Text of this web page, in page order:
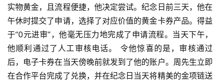
实物黄金，且流程便捷，他决定尝试。纪念日前三天，他在
午休时提交了申请，选择了对应价值的黄金卡券产品。得益
于“0元进审”，他毫无压力地完成了申请流程。当天下午，
他顺利通过了人工审核电话。 令他惊喜的是，审核通过
后，电子卡券在当天傍晚前就发到了他的账户。周先生立即
在合作平台完成了兑换，并在纪念日当天将精美的金项链送